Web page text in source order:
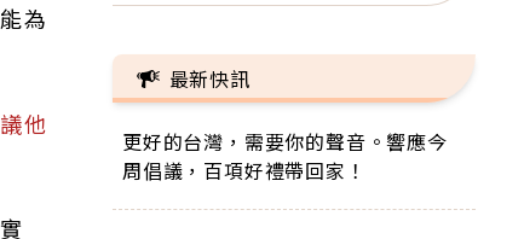
為
他
最新快訊
更好的台灣，需要你的聲音。響應今
周倡議，百項好禮帶回家！